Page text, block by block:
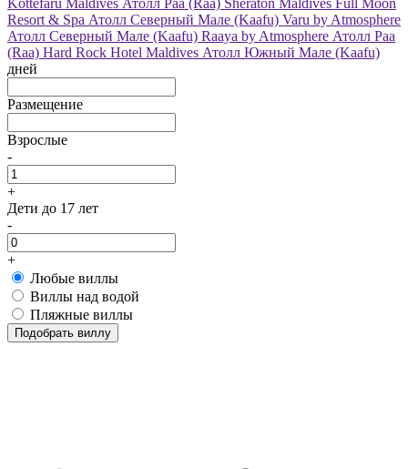
Resort & Spa Атолл Северный Мале (Kaafu) Varu by Atmosphere
Атолл Северный Мале (Kaafu) Raaya by Atmosphere Атолл Раа
(Raa) Hard Rock Hotel Maldives Атолл Южный Мале (Kaafu)
дней
Размещение
Взрослые
-
+
Дети до 17 лет
-
+
Любые виллы
Виллы над водой
Пляжные виллы
Подобрать виллу